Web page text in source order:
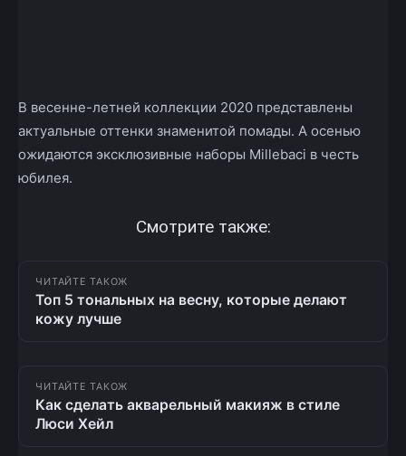
В весенне-летней коллекции 2020 представлены
актуальные оттенки знаменитой помады. А осенью
ожидаются эксклюзивные наборы Millebaci в честь
юбилея.
Смотрите также:
ЧИТАЙТЕ ТАКОЖ
Топ 5 тональных на весну, которые делают
кожу лучше
ЧИТАЙТЕ ТАКОЖ
Как сделать акварельный макияж в стиле
Люси Хейл